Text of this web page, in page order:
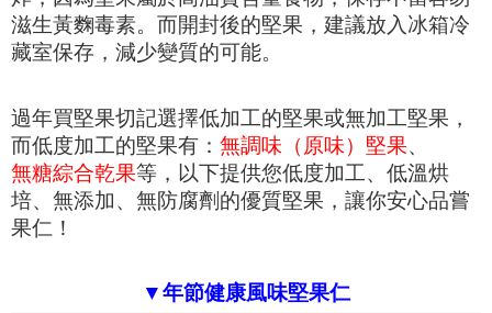
滋生黃麴毒素。而開封後的堅果，建議放入冰箱冷
藏室保存，減少變質的可能。
過年買堅果切記選擇低加工的堅果或無加工堅果，
而低度加工的堅果有： 無調味（原味）堅果、
無糖綜合乾果等，以下提供您低度加工、低溫烘
培、無添加、無防腐劑的優質堅果，讓你安心品嘗
果仁！
▼年節健康風味堅果仁